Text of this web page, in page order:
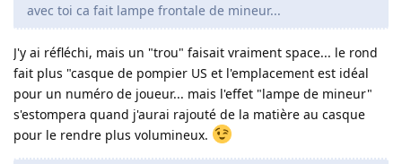
avec toi ca fait lampe frontale de mineur...
J'y ai réfléchi, mais un "trou" faisait vraiment space... le rond
fait plus "casque de pompier US et l'emplacement est idéal
pour un numéro de joueur... mais l'effet "lampe de mineur"
s'estompera quand j'aurai rajouté de la matière au casque
pour le rendre plus volumineux.